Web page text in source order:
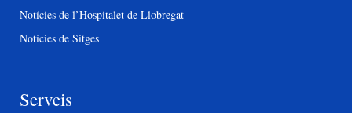
Notícies de l’Hospitalet de Llobregat
Notícies de Sitges
Serveis